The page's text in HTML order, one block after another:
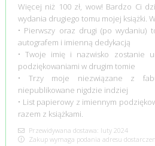
Więcej niż 100 zł, wow! Bardzo Ci
wydania drugiego tomu mojej książki.
• Pierwszy oraz drugi (po wydaniu)
autografem i imienną dedykacją
• Twoje imię i nazwisko zostanie
podziękowaniami w drugim tomie
• Trzy moje niezwiązane z
niepublikowane nigdzie indziej
• List papierowy z imiennym
razem z książkami.
Przewidywana dostawa: luty 2024
Zakup wymaga podania adresu